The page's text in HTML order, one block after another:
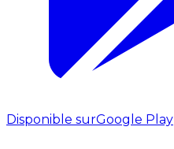
Disponible surGoogle Play